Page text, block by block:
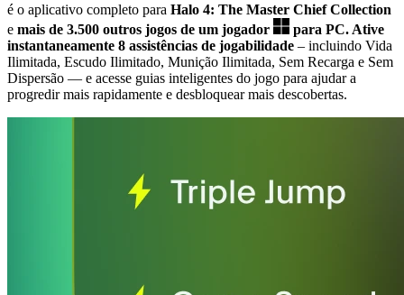
é o aplicativo completo para Halo 4: The Master Chief Collection
e mais de 3.500 outros jogos de um jogador para PC. Ative
instantaneamente 8 assistências de jogabilidade – incluindo Vida
Ilimitada, Escudo Ilimitado, Munição Ilimitada, Sem Recarga e Sem
Dispersão — e acesse guias inteligentes do jogo para ajudar a
progredir mais rapidamente e desbloquear mais descobertas.